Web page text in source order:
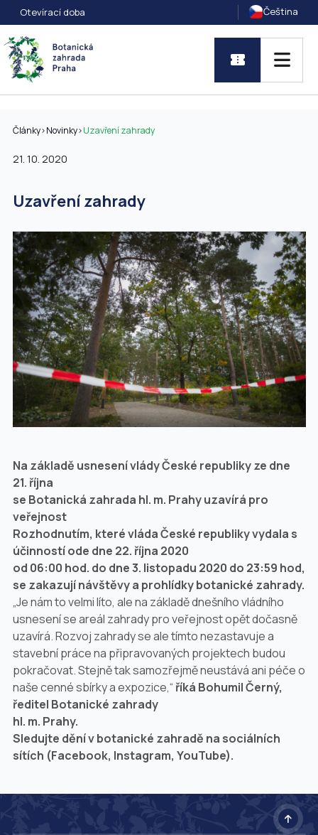
Otevírací doba Čeština
Články>Novinky>Uzavření zahrady
21. 10. 2020
Uzavření zahrady
Na základě usnesení vlády České republiky ze dne
21. října
se Botanická zahrada hl. m. Prahy uzavírá pro
veřejnost
Rozhodnutím, které vláda České republiky vydala s
účinností ode dne 22. října 2020
od 06:00 hod. do dne 3. listopadu 2020 do 23:59 hod,
se zakazují návštěvy a prohlídky botanické zahrady.
„Je nám to velmi líto, ale na základě dnešního vládního
usnesení se areál zahrady pro veřejnost opět dočasně
uzavírá. Rozvoj zahrady se ale tímto nezastavuje a
stavební práce na připravovaných projektech budou
pokračovat. Stejně tak samozřejmě neustává ani péče o
naše cenné sbírky a expozice,“ říká Bohumil Černý,
ředitel Botanické zahrady
hl. m. Prahy.
Sledujte dění v botanické zahradě na sociálních
sítích (Facebook, Instagram, YouTube).